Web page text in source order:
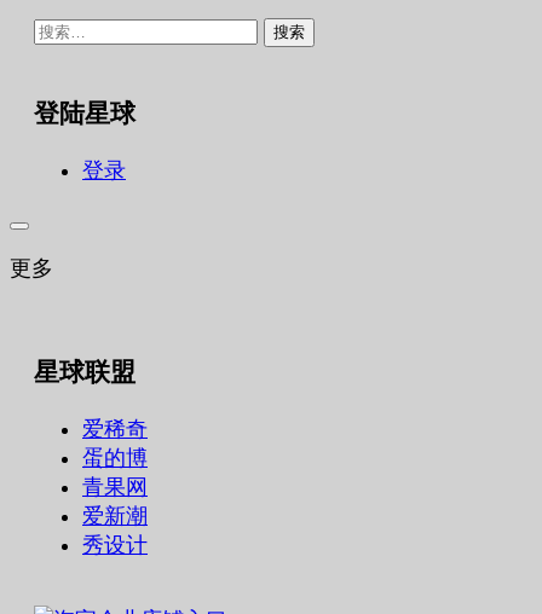
搜
登陆星球
登录
更多
星球联盟
爱稀奇
蛋的博
青果网
爱新潮
秀设计